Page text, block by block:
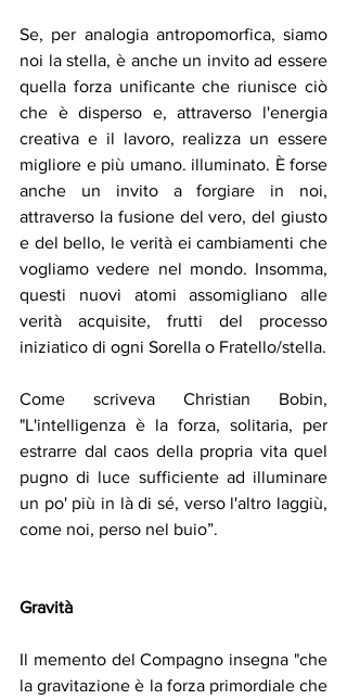
Se, per analogia antropomorfica, siamo
noi la stella, è anche un invito ad essere
quella forza unificante che riunisce ciò
che è disperso e, attraverso l'energia
creativa e il lavoro, realizza un essere
migliore e più umano. illuminato. È forse
anche un invito a forgiare in noi,
attraverso la fusione del vero, del giusto
e del bello, le verità ei cambiamenti che
vogliamo vedere nel mondo. Insomma,
questi nuovi atomi assomigliano alle
verità acquisite, frutti del processo
iniziatico di ogni Sorella o Fratello/stella.
Come scriveva Christian Bobin,
"L'intelligenza è la forza, solitaria, per
estrarre dal caos della propria vita quel
pugno di luce sufficiente ad illuminare
un po' più in là di sé, verso l'altro laggiù,
come noi, perso nel buio”.
Gravità
Il memento del Compagno insegna "che
la gravitazione è la forza primordiale che